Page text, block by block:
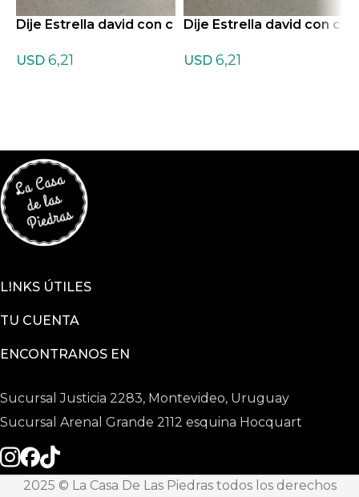
Dije Estrella david con c
USD 6,21
Dije Estrella david con c
USD 6,21
LINKS ÚTILES
TU CUENTA
ENCONTRANOS EN
Sucursal Justicia 2283, Montevideo, Uruguay
Sucursal Arenal Grande 2112 esquina Hocquart
2025 © La Casa De Las Piedras todos los derechos